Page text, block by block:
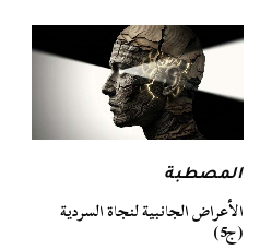
المصطبة
الأعراض الجانبية لنجاة السردية
(ج5)